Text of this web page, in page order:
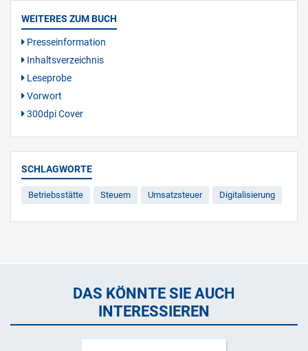
WEITERES ZUM BUCH
Presseinformation
Inhaltsverzeichnis
Leseprobe
Vorwort
300dpi Cover
SCHLAGWORTE
Betriebsstätte Steuern Umsatzsteuer Digitalisierung
DAS KÖNNTE SIE AUCH
INTERESSIEREN